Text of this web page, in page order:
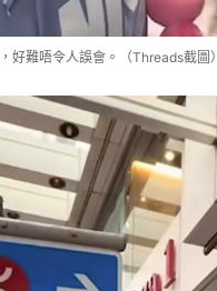
好難唔令人誤會。（Threads截圖）